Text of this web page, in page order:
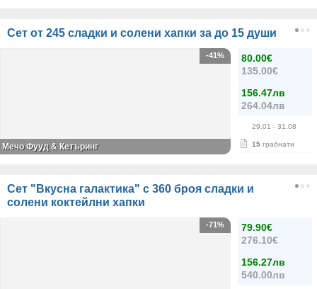
Сет от 245 сладки и солени хапки за до 15 души
80.00€
135.00€
156.47лв
264.04лв
29.01 - 31.08
15 грабнати
-41%
Мечо Фууд & Кетъринг
Сет "Вкусна галактика" с 360 броя сладки и
солени коктейлни хапки
79.90€
276.10€
156.27лв
540.00лв
-71%